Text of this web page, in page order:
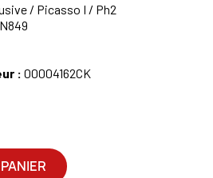
/ Picasso I / Ph2
: 00004162CK